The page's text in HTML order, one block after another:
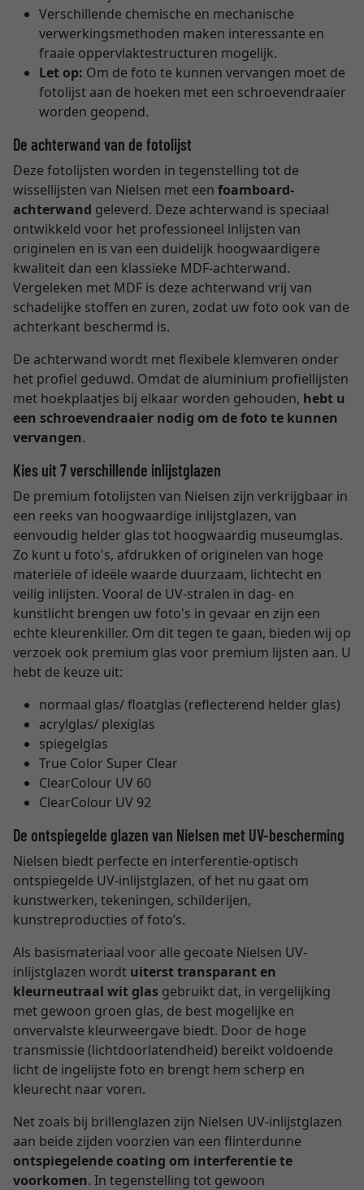
Verschillende chemische en mechanische
verwerkingsmethoden maken interessante en
fraaie oppervlaktestructuren mogelijk.
Let op: Om de foto te kunnen vervangen moet de
fotolijst aan de hoeken met een schroevendraaier
worden geopend.
De achterwand van de fotolijst
Deze fotolijsten worden in tegenstelling tot de
wissellijsten van Nielsen met een foamboard-
achterwand geleverd. Deze achterwand is speciaal
ontwikkeld voor het professioneel inlijsten van
originelen en is van een duidelijk hoogwaardigere
kwaliteit dan een klassieke MDF-achterwand.
Vergeleken met MDF is deze achterwand vrij van
schadelijke stoffen en zuren, zodat uw foto ook van de
achterkant beschermd is.
De achterwand wordt met flexibele klemveren onder
het profiel geduwd. Omdat de aluminium profiellijsten
met hoekplaatjes bij elkaar worden gehouden, hebt u
een schroevendraaier nodig om de foto te kunnen
vervangen.
Kies uit 7 verschillende inlijstglazen
De premium fotolijsten van Nielsen zijn verkrijgbaar in
een reeks van hoogwaardige inlijstglazen, van
eenvoudig helder glas tot hoogwaardig museumglas.
Zo kunt u foto's, afdrukken of originelen van hoge
materiële of ideële waarde duurzaam, lichtecht en
veilig inlijsten. Vooral de UV-stralen in dag- en
kunstlicht brengen uw foto's in gevaar en zijn een
echte kleurenkiller. Om dit tegen te gaan, bieden wij op
verzoek ook premium glas voor premium lijsten aan. U
hebt de keuze uit:
normaal glas/ floatglas (reflecterend helder glas)
acrylglas/ plexiglas
spiegelglas
True Color Super Clear
ClearColour UV 60
ClearColour UV 92
De ontspiegelde glazen van Nielsen met UV-bescherming
Nielsen biedt perfecte en interferentie-optisch
ontspiegelde UV-inlijstglazen, of het nu gaat om
kunstwerken, tekeningen, schilderijen,
kunstreproducties of foto’s.
Als basismateriaal voor alle gecoate Nielsen UV-
inlijstglazen wordt uiterst transparant en
kleurneutraal wit glas gebruikt dat, in vergelijking
met gewoon groen glas, de best mogelijke en
onvervalste kleurweergave biedt. Door de hoge
transmissie (lichtdoorlatendheid) bereikt voldoende
licht de ingelijste foto en brengt hem scherp en
kleurecht naar voren.
Net zoals bij brillenglazen zijn Nielsen UV-inlijstglazen
aan beide zijden voorzien van een flinterdunne
ontspiegelende coating om interferentie te
voorkomen. In tegenstelling tot gewoon